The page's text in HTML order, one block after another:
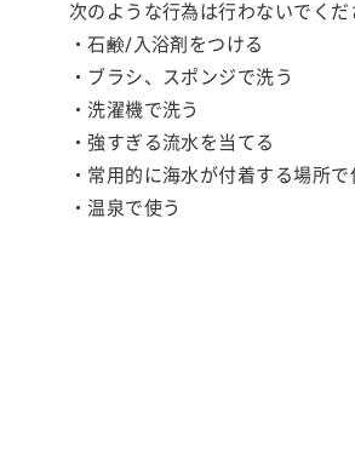
次のような行為は行わないでくだ
・石鹸/入浴剤をつける
・ブラシ、スポンジで洗う
・洗濯機で洗う
・強すぎる流水を当てる
・常用的に海水が付着する場所で
・温泉で使う